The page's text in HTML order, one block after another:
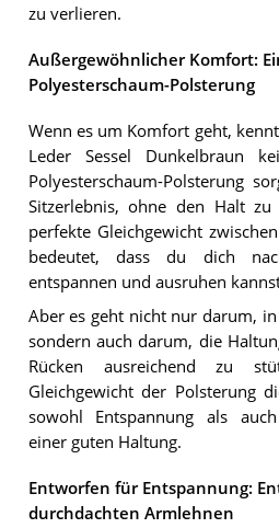
zu verlieren.
Außergewöhnlicher Komfort:
Polyesterschaum-Polsterung
Wenn es um Komfort geht,
Leder Sessel Dunkelbraun
Polyesterschaum-Polsterung
Sitzerlebnis, ohne den Halt zu
perfekte Gleichgewicht
bedeutet, dass du dich
entspannen und ausruhen
Aber es geht nicht nur darum,
sondern auch darum, die
Rücken ausreichend zu
Gleichgewicht der Polsterung
sowohl Entspannung als
einer guten Haltung.
Entworfen für Entspannung:
durchdachten Armlehnen